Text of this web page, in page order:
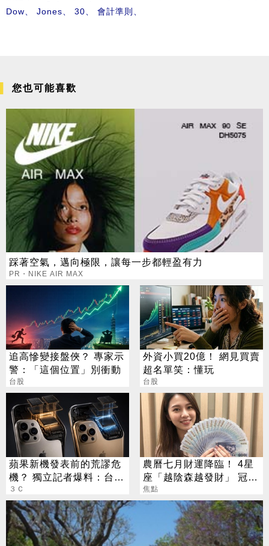
Dow
Jones 30 會計準則
您也可能喜歡
踩著空氣，邁向極限，讓每一步都輕盈有力
PR・NIKE AIR MAX
追高慘變接盤俠？ 專家示
警：「這個位置」別衝動
台股
外資小買20億！ 網見買賣
超名單笑：懂玩
台股
蘋果新機發表前的荒謬危
機？ 獨立記者爆料：台積
電在等DRAM
３Ｃ
農曆七月財運降臨！ 4星
座「越陰森越發財」 冠軍
賺到翻
焦點